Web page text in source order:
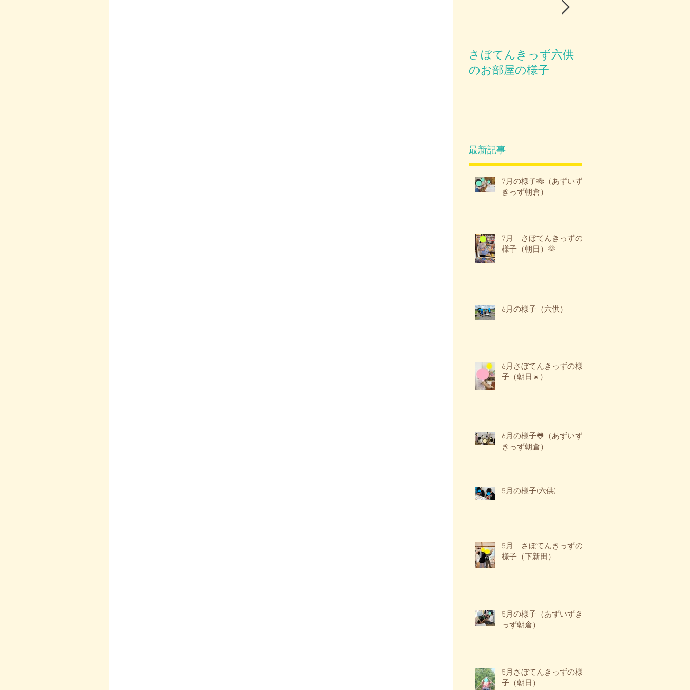
さぼてんきっず六供
のお部屋の様子
最新記事
7月の様子🎋（あずいず
きっず朝倉）
7月 さぼてんきっずの
様子（朝日）🌞
6月の様子（六供）
6月さぼてんきっずの様
子（朝日☀️）
6月の様子🐸（あずいず
きっず朝倉）
5月の様子(六供)
5月 さぼてんきっずの
様子（下新田）
5月の様子（あずいずき
っず朝倉）
5月さぼてんきっずの様
子（朝日）